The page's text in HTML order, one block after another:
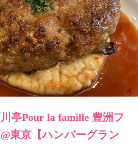
亭Pour la famille 豊洲フ
東京【ハンバーグラン